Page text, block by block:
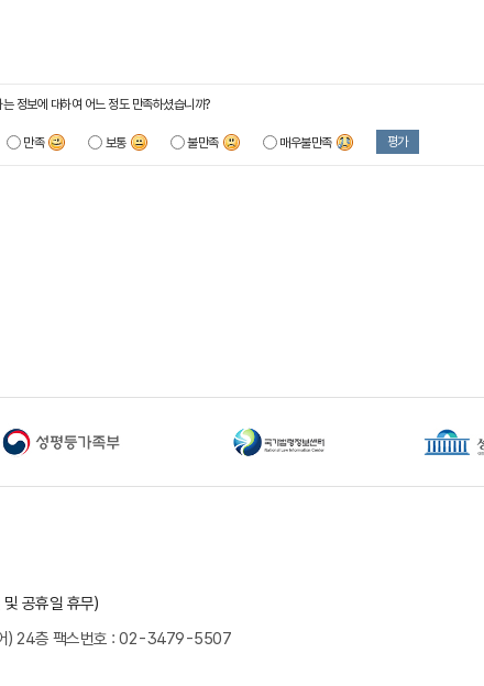
정보에 대하여 어느 정도 만족하셨습니까?
만족 보통 불만족 매우불만족 평가
공휴일 휴무)
) 24층 팩스번호 : 02-3479-5507